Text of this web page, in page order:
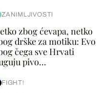
ZANIMLJIVOSTI
zbog ćevapa, netko
drške za motiku: Evo
čega sve Hrvati
pivo...
FIGHT!